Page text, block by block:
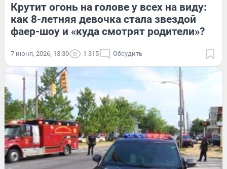
Крутит огонь на голове у всех на виду:
как 8-летняя девочка стала звездой
фаер-шоу и «куда смотрят родители»?
7 июня, 2026, 13:30 1 315 Обсудить